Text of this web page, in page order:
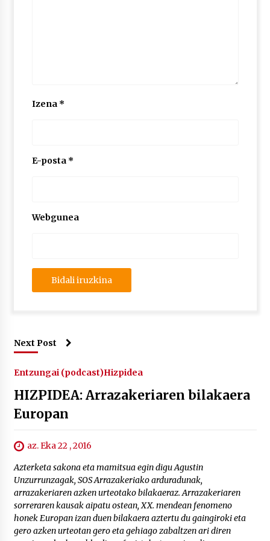
Izena *
E-posta *
Webgunea
Next Post
Entzungai (podcast)Hizpidea
HIZPIDEA: Arrazakeriaren bilakaera
Europan
az. Eka 22 , 2016
Azterketa sakona eta mamitsua egin digu Agustin
Unzurrunzagak, SOS Arrazakeriako arduradunak,
arrazakeriaren azken urteotako bilakaeraz. Arrazakeriaren
sorreraren kausak aipatu ostean, XX. mendean fenomeno
honek Europan izan duen bilakaera aztertu du gaingiroki eta
gero azken urteotan gero eta gehiago zabaltzen ari diren